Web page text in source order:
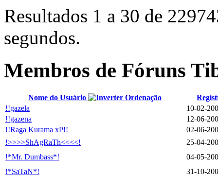
Resultados 1 a 30 de
segundos.
Membros de Fóruns
Nome do Usuário
!!gazela
10-02-
!!gazena
12-06-
!!Raga Kurama xP!!
02-06-
!>>>>ShAgRaTh<<<<!
25-04-
!*Mr. Dumbass*!
04-05-
!*SaTaN*!
31-10-